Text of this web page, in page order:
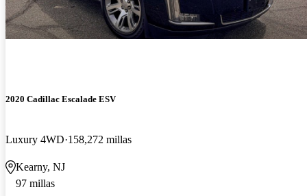
2020 Cadillac Escalade ESV
Luxury 4WD 158,272 millas
Kearny, NJ
97 millas